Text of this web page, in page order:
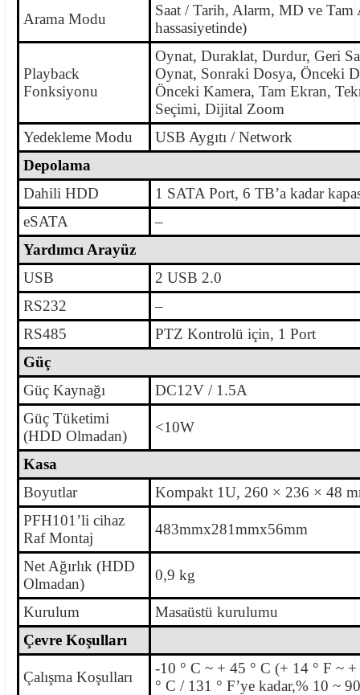
Arama Modu
Saat / Tarih, Alarm, MD ve Tam
hassasiyetinde)
Playback
Fonksiyonu
Oynat, Duraklat, Durdur, Geri
Oynat, Sonraki Dosya, Önceki
Önceki Kamera, Tam Ekran,
Seçimi, Dijital Zoom
Yedekleme Modu
USB Aygıtı / Network
Depolama
Dahili HDD
1 SATA Port, 6 TB’a kadar
eSATA
–
Yardımcı Arayüz
USB
2 USB 2.0
RS232
–
RS485
PTZ Kontrolü için, 1 Port
Güç
Güç Kaynağı
DC12V / 1.5A
Güç Tüketimi
(HDD Olmadan)
<10W
Kasa
Boyutlar
Kompakt 1U, 260 × 236 × 48
PFH101’li cihaz
Raf Montaj
483mmx281mmx56mm
Net Ağırlık (HDD
Olmadan)
0,9 kg
Kurulum
Masaüstü kurulumu
Çevre Koşulları
Çalışma Koşulları
-10 ° C ~ + 45 ° C (+ 14 ° F ~ +
° C / 131 ° F’ye kadar,% 10 ~